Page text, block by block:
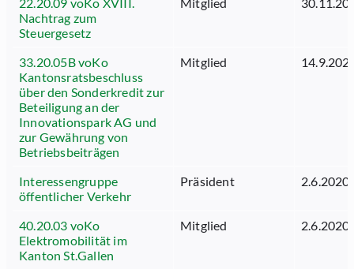
Nachtrag zum
Steuergesetz
33.20.05B voKo
Kantonsratsbeschluss
über den Sonderkredit zur
Beteiligung an der
Innovationspark AG und
zur Gewährung von
Betriebsbeiträgen
Mitglied
Interessengruppe
öffentlicher Verkehr
Präsident 2.6.2020
40.20.03 voKo
Elektromobilität im
Kanton St.Gallen
Mitglied 2.6.2020